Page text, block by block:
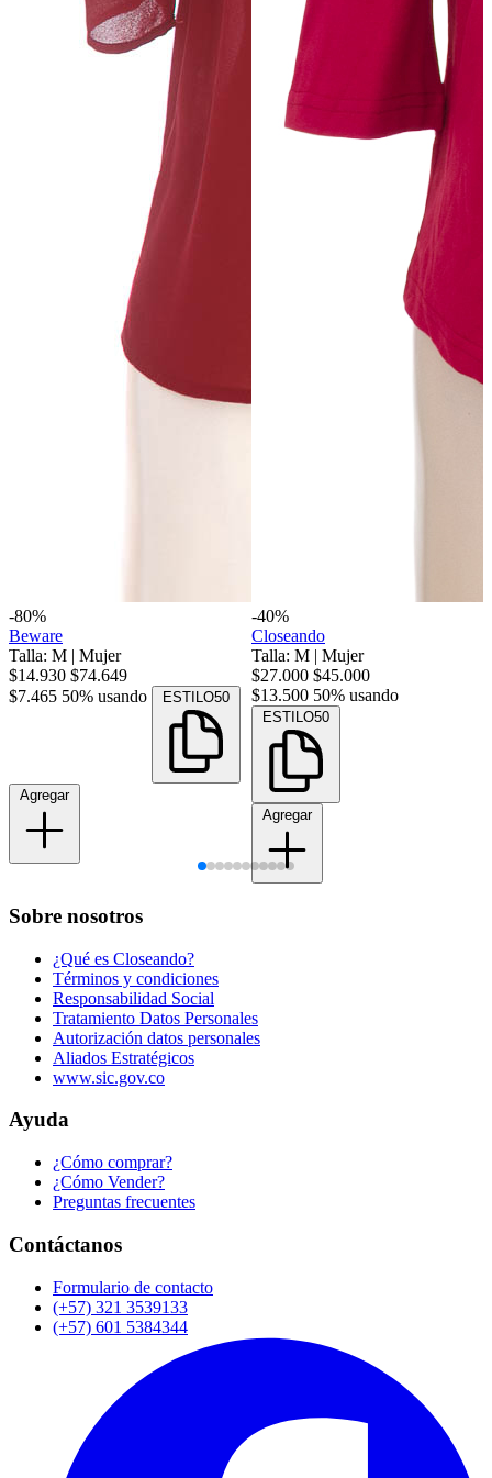
-80%
Beware
Talla: M | Mujer
$14.930 $74.649
$7.465 50% usando ESTILO50
Agregar
-40%
Closeando
Talla: M | Mujer
$27.000 $45.000
$13.500 50% usando
ESTILO50
Agregar
Sobre nosotros
¿Qué es Closeando?
Términos y condiciones
Responsabilidad Social
Tratamiento Datos Personales
Autorización datos personales
Aliados Estratégicos
www.sic.gov.co
Ayuda
¿Cómo comprar?
¿Cómo Vender?
Preguntas frecuentes
Contáctanos
Formulario de contacto
(+57) 321 3539133
(+57) 601 5384344